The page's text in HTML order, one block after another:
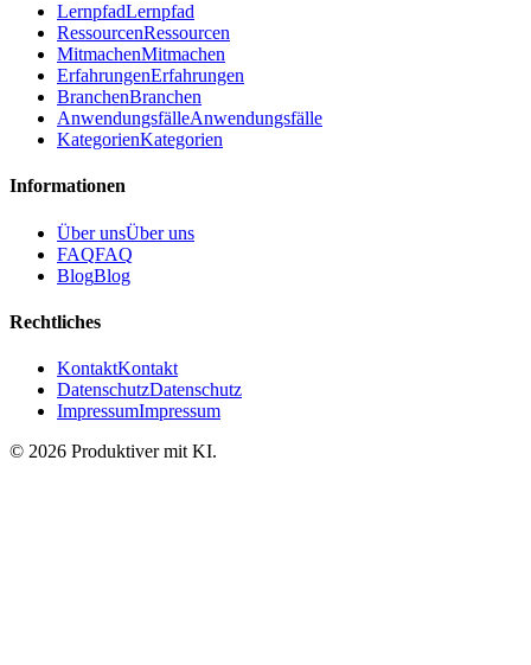
LernpfadLernpfad
RessourcenRessourcen
MitmachenMitmachen
ErfahrungenErfahrungen
BranchenBranchen
AnwendungsfälleAnwendungsfälle
KategorienKategorien
Informationen
Über unsÜber uns
FAQFAQ
BlogBlog
Rechtliches
KontaktKontakt
DatenschutzDatenschutz
ImpressumImpressum
© 2026 Produktiver mit KI.